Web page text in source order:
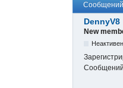
DennyV8
New
Неактивен